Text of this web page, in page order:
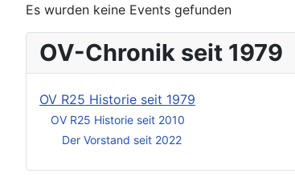
OV-Chronik seit 1979
OV R25 Historie seit 1979
OV R25 Historie seit 2010
Der Vorstand seit 2022
Es wurden keine Events gefunden